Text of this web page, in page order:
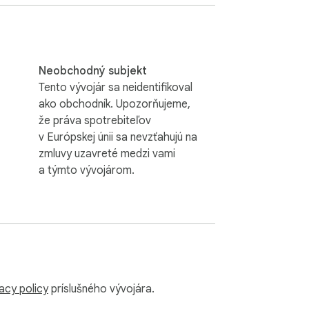
súkromie svojich aktivít
Chrome a začať experimentovať s
ako rôzne farby fungujú spoločne,
alebo kreatívnych projektoch.
pracovný postup.
rozhrania. Výber správnych
cíti a aká ľahko sa používa. Dobrá
vám pomôže premyslieť si tieto
jednoduchý spôsob
alebo osobných projektov.
Neobchodný subjekt
Tento vývojár sa neidentifikoval
ako obchodník. Upozorňujeme,
že práva spotrebiteľov
v Európskej únii sa nevzťahujú na
zmluvy uzavreté medzi vami
a týmto vývojárom.
policypríslušného vývojára.